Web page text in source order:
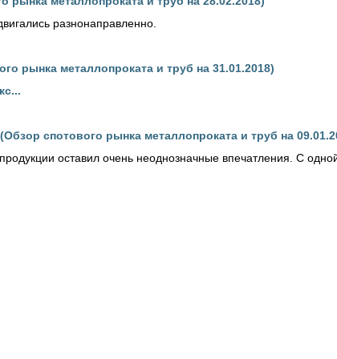
разнонаправленно.
рынка металлопроката и труб на 31.01.2018)
спотового рынка металлопроката и труб на
оставил очень неоднозначные впечатления. С